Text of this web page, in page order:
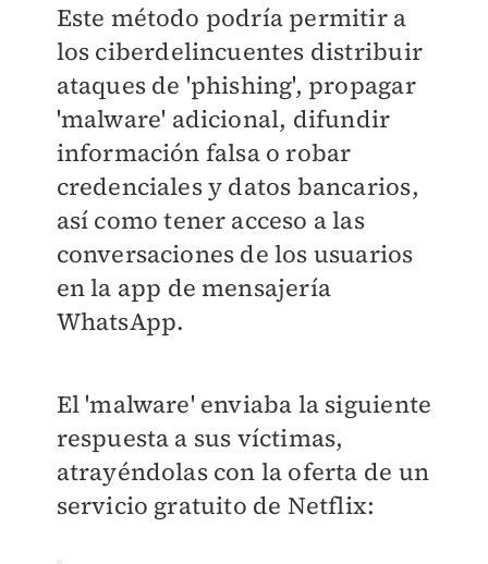
Este método podría permitir a
los ciberdelincuentes distribuir
ataques de 'phishing', propagar
'malware' adicional, difundir
información falsa o robar
credenciales y datos bancarios,
así como tener acceso a las
conversaciones de los usuarios
en la app de mensajería
WhatsApp.
El 'malware' enviaba la siguiente
respuesta a sus víctimas,
atrayéndolas con la oferta de un
servicio gratuito de Netflix: